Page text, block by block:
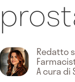
Redatto
A cura di